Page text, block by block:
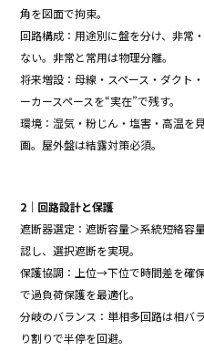
角を図面で拘束。
回路構成：用途別に盤を分け、非常
ない。非常と常用は物理分離。
将来増設：母線・スペース・ダクト
ーカースペースを“実在”で残す。
環境：湿気・粉じん・塩害・高温を
画。屋外盤は結露対策必須。
2｜回路設計と保護
遮断器選定：遮断容量＞系統短絡容
認し、選択遮断を実現。
保護協調：上位→下位で時間差を確
で過負荷保護を最適化。
分岐のバランス：単相多回路は相バ
り割りで半停を回避。